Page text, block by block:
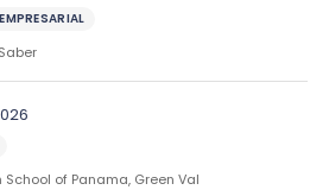
of Panama, Green Val